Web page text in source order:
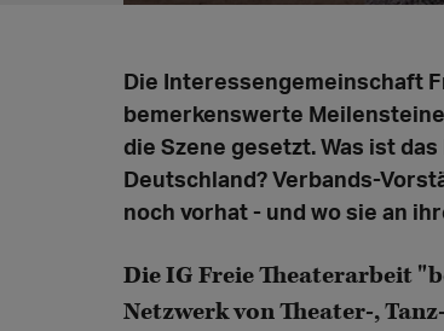
Die Interessengemeinschaft
bemerkenswerte
die Szene gesetzt. Was ist
Deutschland? Verbands-
noch vorhat - und wo sie an
Die IG Freie Theaterarbeit
Netzwerk von Theater-,